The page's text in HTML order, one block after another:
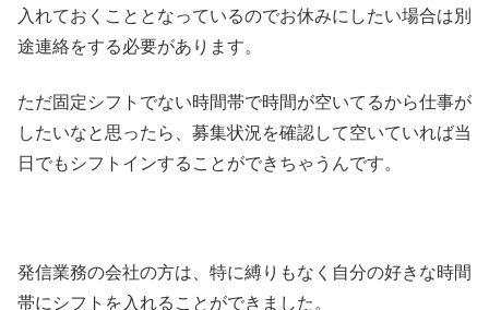
入れておくこととなっているのでお休みにしたい場合は別
途連絡をする必要があります。
ただ固定シフトでない時間帯で時間が空いてるから仕事が
したいなと思ったら、募集状況を確認して空いていれば当
日でもシフトインすることができちゃうんです。
発信業務の会社の方は、特に縛りもなく自分の好きな時間
帯にシフトを入れることができました。